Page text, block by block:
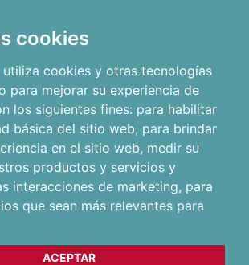
cookies
cookies y otras tecnologías
para mejorar su experiencia de
los siguientes fines: para habilitar
básica del sitio web, para brindar
en el sitio web, medir su
productos y servicios y
interacciones de marketing, para
que sean más relevantes para
ACEPTAR